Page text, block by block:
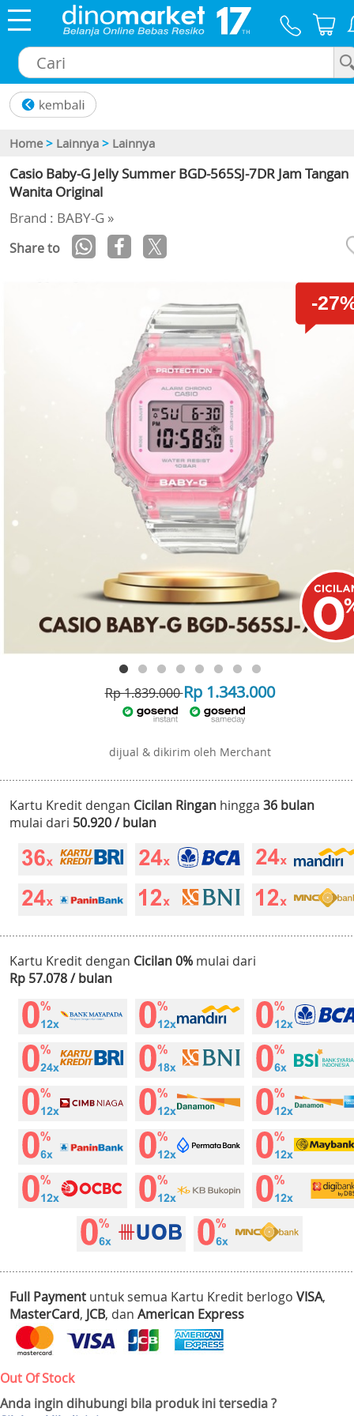
Home > Lainnya > Lainnya
Casio Baby-G Jelly Summer BGD-565SJ-7DR Jam Tangan
Wanita Original
Brand : BABY-G »
Share to
-
Rp 1.839.000Rp 1.343.000
dijual & dikirim oleh Merchant
Kartu Kredit dengan Cicilan Ringan hingga 36 bulan
mulai dari 50.920 / bulan
Kartu Kredit dengan Cicilan 0% mulai dari
Rp 57.078 / bulan
Full Payment untuk semua Kartu Kredit berlogo VISA,
MasterCard, JCB, dan American Express
Out Of Stock
Anda ingin dihubungi bila produk ini tersedia ?